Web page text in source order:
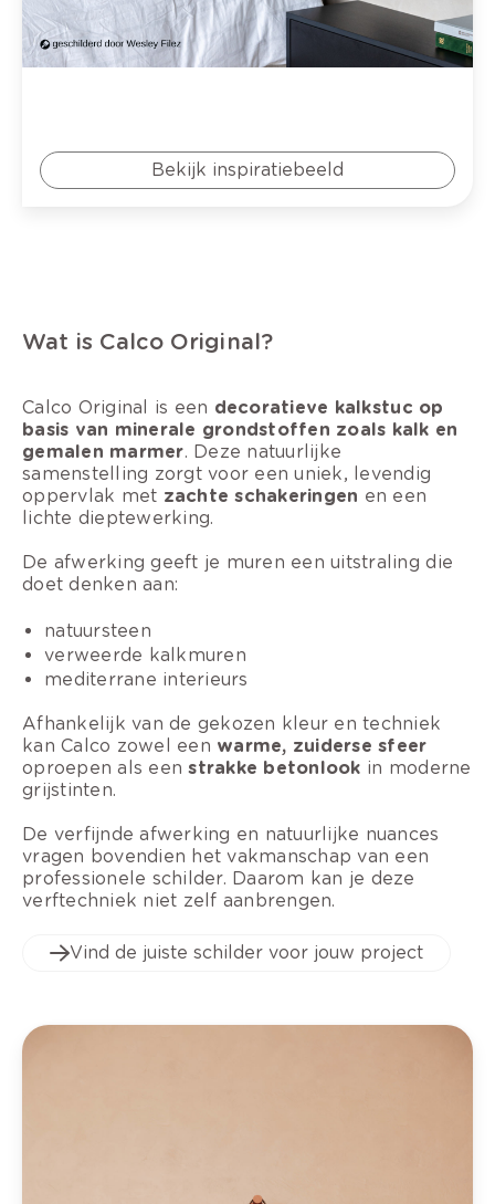
Bekijk inspiratiebeeld
Wat is Calco Original?
Calco Original is een decoratieve kalkstuc op
basis van minerale grondstoffen zoals kalk en
gemalen marmer. Deze natuurlijke
samenstelling zorgt voor een uniek, levendig
oppervlak met zachte schakeringen en een
lichte dieptewerking.
De afwerking geeft je muren een uitstraling die
doet denken aan:
natuursteen
verweerde kalkmuren
mediterrane interieurs
Afhankelijk van de gekozen kleur en techniek
kan Calco zowel een warme, zuiderse sfeer
oproepen als eenstrakke betonlook in moderne
grijstinten.
De verfijnde afwerking en natuurlijke nuances
vragen bovendien het vakmanschap van een
professionele schilder. Daarom kan je deze
verftechniek niet zelf aanbrengen.
Vind de juiste schilder voor jouw project